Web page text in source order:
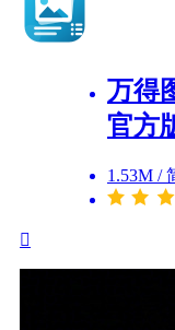
万得
官方
1.53M /